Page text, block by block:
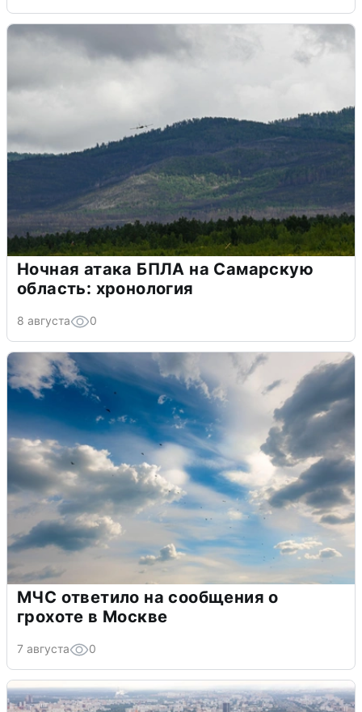
Ночная атака БПЛА на Самарскую
область: хронология
8 августа 0
МЧС ответило на сообщения о
грохоте в Москве
7 августа 0